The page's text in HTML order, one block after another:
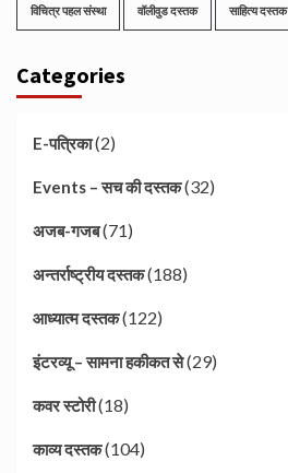
विचित्र पहल संस्था वॉलीवुड दस्तक साहित्य दस्तक
Categories
E-पत्रिका(2)
Events – सच की दस्तक(32)
अजब-गजब(71)
अन्तर्राष्ट्रीय दस्तक(188)
आध्यात्म दस्तक(122)
इंटरव्यू – सामना हकीकत से(29)
कवर स्टोरी(18)
काव्य दस्तक(104)